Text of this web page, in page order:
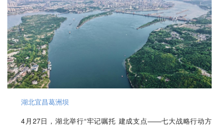
湖北宜昌葛洲坝
4月27日，湖北举行“牢记嘱托 建成支点——七大战略行动方